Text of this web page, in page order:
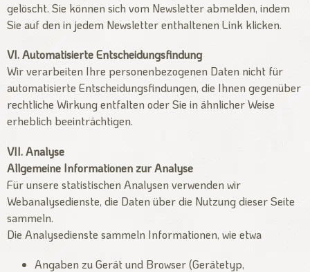
gelöscht. Sie können sich vom Newsletter abmelden, indem
Sie auf den in jedem Newsletter enthaltenen Link klicken.
VI. Automatisierte Entscheidungsfindung
Wir verarbeiten Ihre personenbezogenen Daten nicht für
automatisierte Entscheidungsfindungen, die Ihnen gegenüber
rechtliche Wirkung entfalten oder Sie in ähnlicher Weise
erheblich beeinträchtigen.
VII. Analyse
Allgemeine Informationen zur Analyse
Für unsere statistischen Analysen verwenden wir
Webanalysedienste, die Daten über die Nutzung dieser Seite
sammeln.
Die Analysedienste sammeln Informationen, wie etwa
Angaben zu Gerät und Browser (Gerätetyp,